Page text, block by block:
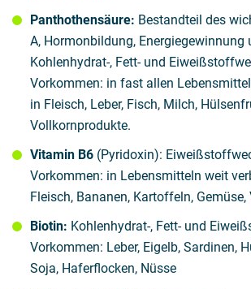
Panthothensäure: Bestandteil des
A, Hormonbildung, Energiegewinnung
Kohlenhydrat-, Fett- und
Vorkommen: in fast allen
in Fleisch, Leber, Fisch, Milch,
Vollkornprodukte.
Vitamin B6 (Pyridoxin):
Vorkommen: in Lebensmitteln weit
Fleisch, Bananen, Kartoffeln,
Biotin: Kohlenhydrat-, Fett- und
Vorkommen: Leber, Eigelb, Sardinen,
Soja, Haferflocken, Nüsse